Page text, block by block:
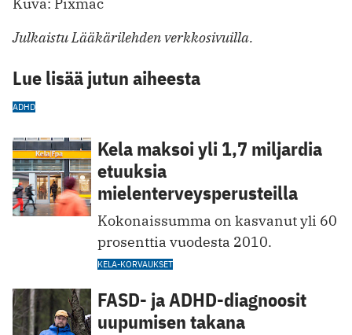
Julkaistu Lääkärilehden verkkosivuilla.
Lue lisää jutun aiheesta
ADHD
Kela maksoi yli 1,7 miljardia
etuuksia
mielenterveysperusteilla
Kokonaissumma on kasvanut yli 60
prosenttia vuodesta 2010.
KELA-KORVAUKSET
FASD- ja ADHD-diagnoosit
uupumis en takana